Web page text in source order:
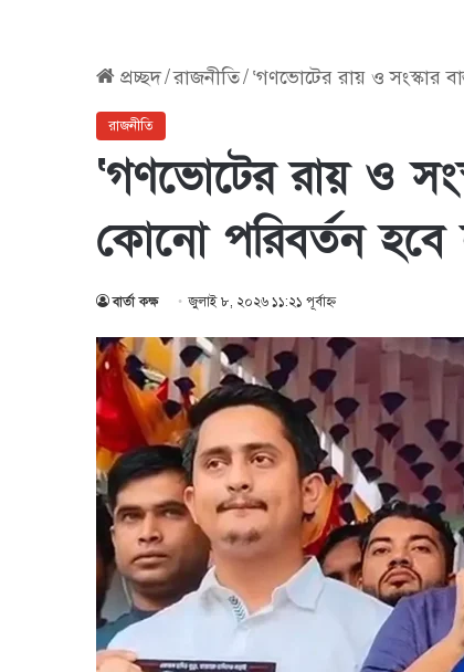
প্রচ্ছদ/রাজনীতি/‘গণভোটের রায় ও সংস্কার
রাজনীতি
‘গণভোটের রায় ও
কোনো পরিবর্তন হবে
বার্তা কক্ষ জুলাই ৮, ২০২৬ ১১:২১ পূর্বাহ্ণ